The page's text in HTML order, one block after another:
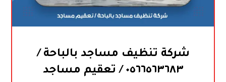
شركة تنظيف مساجد بالباحة /
٠٥٦٦٥٦٣٦٨٣ / تعقيم مساجد